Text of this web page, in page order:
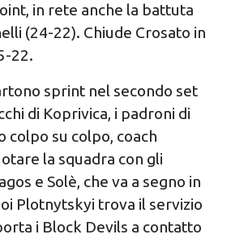
in rete anche la battuta
(24-22). Chiude Crosato in
22.
sprint nel secondo set
di Koprivica, i padroni di
colpo su colpo, coach
la squadra con gli
e Solè, che va a segno in
Plotnytskyi trova il servizio
i Block Devils a contatto